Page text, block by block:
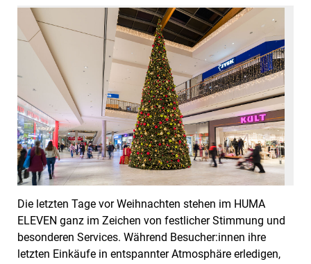
Die letzten Tage vor Weihnachten stehen im HUMA
ELEVEN ganz im Zeichen von festlicher Stimmung und
besonderen Services. Während Besucher:innen ihre
letzten Einkäufe in entspannter Atmosphäre erledigen,